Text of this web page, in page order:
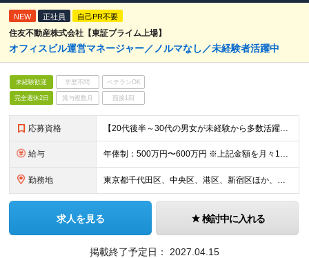
NEW 正社員 自己PR不要
住友不動産株式会社【東証プライム上場】
オフィスビル運営マネージャー／ノルマなし／未経験者活躍中
未経験歓迎 学歴不問 ベテランOK
完全週休2日 賞与複数月 面接1回
応募資格 【20代後半～30代の男女が未経験から多数活躍中！】 ●事業会社での営業経験者（個人・法人問わず） ●接客等の対人折衝経験者
給与 年俸制：500万円〜600万円 ※上記金額を月々12分割支給 ※前職年収・経験・実績を考慮しスタート時の年収を決定します ※月給には固定残業代（約40時間分・月9万8800円～）を含みます ※固定残業
勤務地 東京都千代田区、中央区、港区、新宿区ほか、都内を中心とした当社運営・管理ビルのいずれかへの配属となります。 ※転居を伴う転勤はありません。 (変更の範囲)上記を除く当社関連勤務地（転居を伴うものを含
求人を見る 検討中に入れる
掲載終了予定日： 2027.04.15